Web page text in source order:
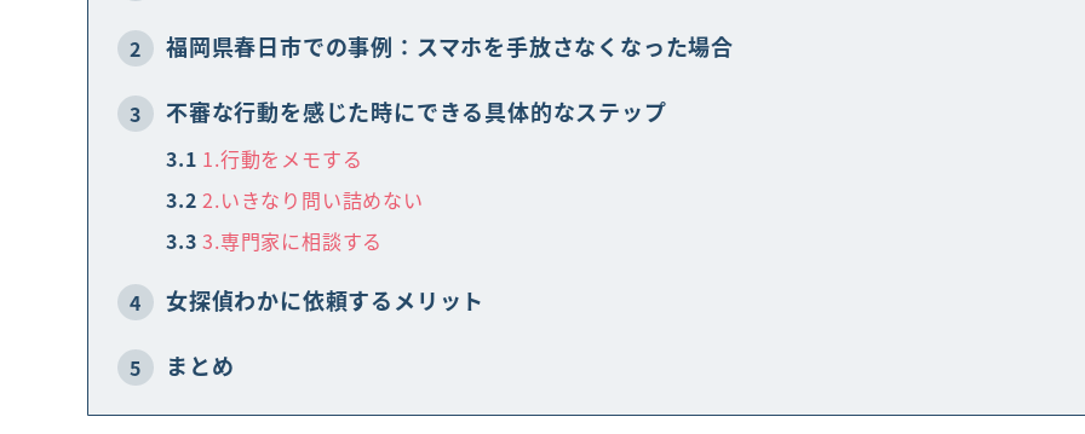
2 福岡県春日市での事例：スマホを手放さなくなった場合
3 不審な行動を感じた時にできる具体的なステップ
3.1 1.行動をメモする
3.2 2.いきなり問い詰めない
3.3 3.専門家に相談する
4 女探偵わかに依頼するメリット
5 まとめ